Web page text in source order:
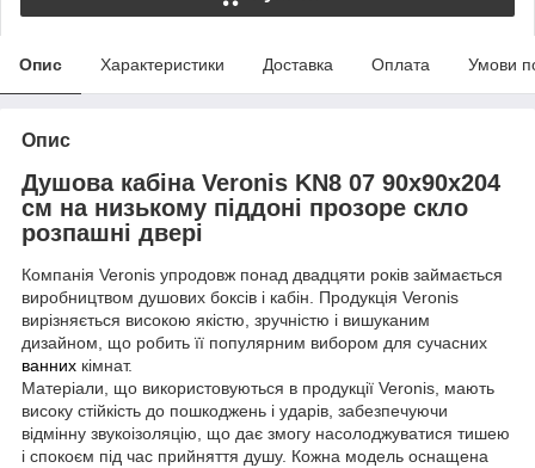
Опис Характеристики Доставка Оплата Умови
Опис
Душова кабіна Veronis KN8 07 90х90х204
см на низькому піддоні прозоре скло
розпашні двері
Компанія Veronis упродовж понад двадцяти років займається
виробництвом душових боксів і кабін. Продукція Veronis
вирізняється високою якістю, зручністю і вишуканим
дизайном, що робить її популярним вибором для сучасних
ванних кімнат.
Матеріали, що використовуються в продукції Veronis, мають
високу стійкість до пошкоджень і ударів, забезпечуючи
відмінну звукоізоляцію, що дає змогу насолоджуватися тишею
і спокоєм під час прийняття душу. Кожна модель оснащена